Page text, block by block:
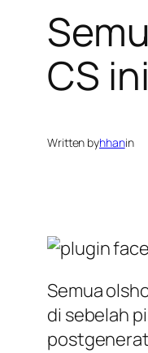
CS ini
Written byhhanin
Semua
di sebelah